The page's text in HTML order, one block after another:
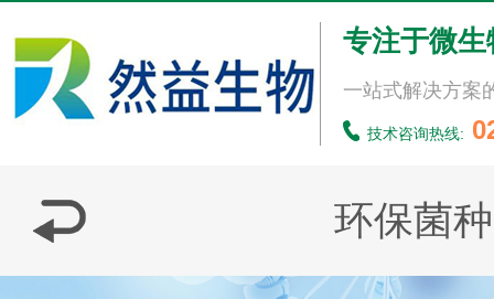
专注于微
一站式解决方案
技术咨询热线:
环保菌种